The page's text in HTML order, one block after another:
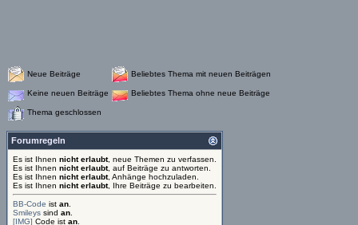
Neue Beiträge Beliebtes Thema mit neuen Beiträgen
Keine neuen Beiträge Beliebtes Thema ohne neue Beiträge
Thema geschlossen
Forumregeln
Es ist Ihnen nicht erlaubt, neue Themen zu verfassen.
Es ist Ihnen nicht erlaubt, auf Beiträge zu antworten.
Es ist Ihnen nicht erlaubt, Anhänge hochzuladen.
Es ist Ihnen nicht erlaubt, Ihre Beiträge zu bearbeiten.
BB-Code ist an
Smileys sind an
[IMG] Code ist an